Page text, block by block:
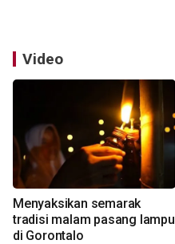
Video
Menyaksikan semarak
tradisi malam pasang lampu
di Gorontalo